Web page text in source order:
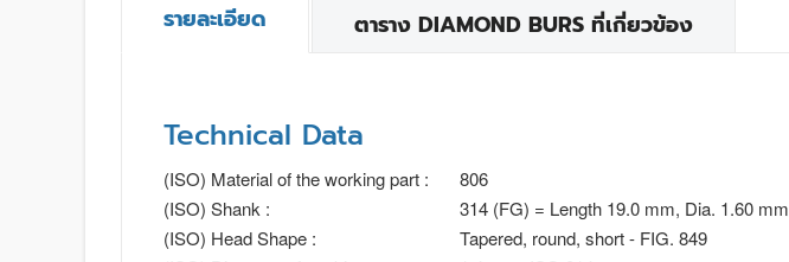
รายละเอียด ตาราง DIAMOND BURS ที่เกี่ยวข้อง
Technical Data
(ISO) Material of the working part :
806
(ISO) Shank :
314 (FG) = Length 19.0 mm, Dia. 1.60 mm
(ISO) Head Shape :
Tapered, round, short - FIG. 849